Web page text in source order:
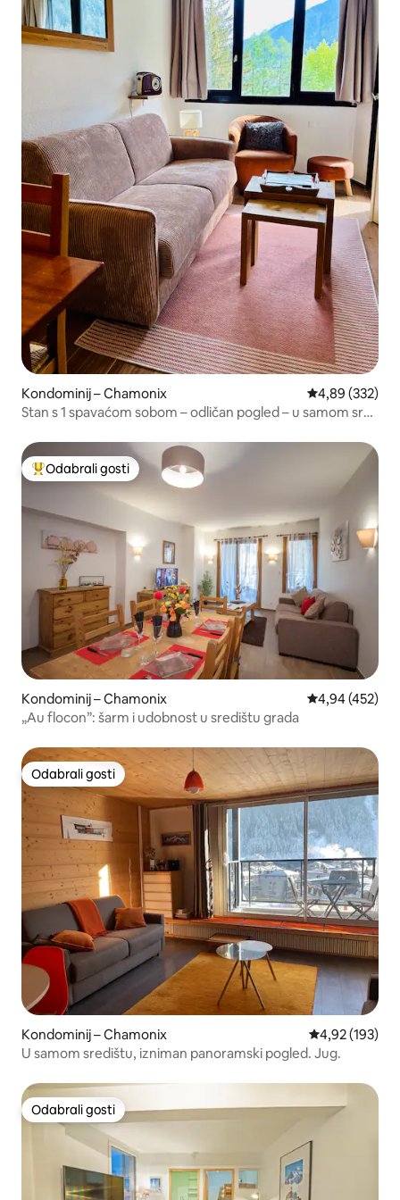
Kondominij – Chamonix Prosječna
4,89 (332)
Stan s 1 spavaćom sobom – odličan pogled – u samom srcu
Među najviše rangiranima s oznakom „Odabrali gosti”
Odabrali gosti
Kondominij – Chamonix Prosječna
4,94 (452)
„Au flocon”: šarm i udobnost u središtu grada
Odabrali gosti
Odabrali gosti
Kondominij – Chamonix Prosječna
4,92 (193)
U samom središtu, izniman panoramski pogled. Jug.
Odabrali gosti
Odabrali gosti